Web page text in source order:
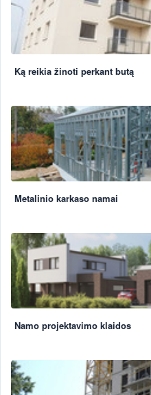
Ką reikia žinoti perkant butą
Metalinio karkaso namai
Namo projektavimo klaidos